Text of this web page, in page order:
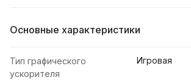
Основные характеристики
Тип графического
ускорителя
Игровая